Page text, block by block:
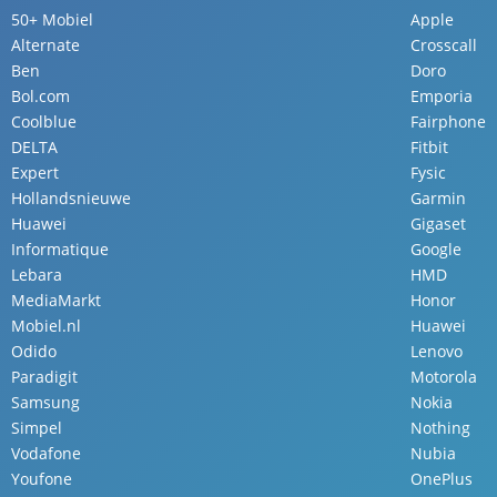
50+ Mobiel
Alternate
Ben
Bol.com
Coolblue
DELTA
Expert
Hollandsnieuwe
Huawei
Informatique
Lebara
MediaMarkt
Mobiel.nl
Odido
Paradigit
Samsung
Simpel
Vodafone
Youfone
Apple
Crosscall
Doro
Emporia
Fairphone
Fitbit
Fysic
Garmin
Gigaset
Google
HMD
Honor
Huawei
Lenovo
Motorola
Nokia
Nothing
Nubia
OnePlus